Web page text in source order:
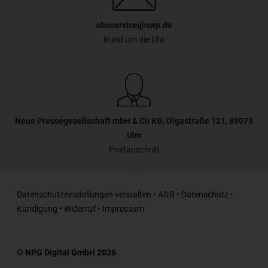
aboservice@swp.de
Rund um die Uhr
Neue Pressegesellschaft mbH & Co KG, Olgastraße 121, 89073
Ulm
Postanschrift
© NPG Digital GmbH 2026
Datenschutzeinstellungen verwalten • AGB • Datenschutz •
Kündigung • Widerruf • Impressum